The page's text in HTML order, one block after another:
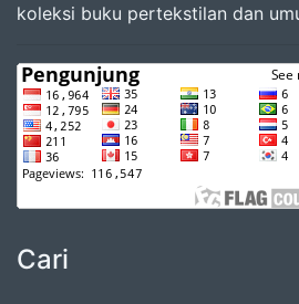
koleksi buku pertekstilan dan
Cari